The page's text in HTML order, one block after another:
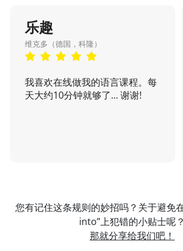
乐趣
维克多（德国，科隆）
我喜欢在线做我的语言课程。每
天大约10分钟就够了... 谢谢!
您有记住这条规则的妙招吗？关于避免
into”上犯错的小贴士呢？
那就分享给我们吧！